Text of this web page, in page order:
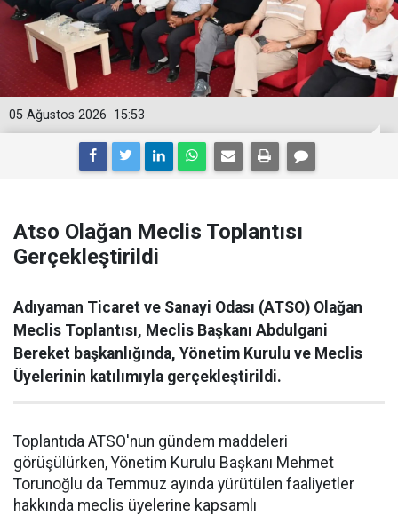
15:53
05 Ağustos 2026
Atso Olağan Meclis Toplantısı
Gerçekleştirildi
Adıyaman Ticaret ve Sanayi Odası (ATSO) Olağan
Meclis Toplantısı, Meclis Başkanı Abdulgani
Bereket başkanlığında, Yönetim Kurulu ve Meclis
Üyelerinin katılımıyla gerçekleştirildi.
Toplantıda ATSO'nun gündem maddeleri
görüşülürken, Yönetim Kurulu Başkanı Mehmet
Torunoğlu da Temmuz ayında yürütülen faaliyetler
hakkında meclis üyelerine kapsamlı